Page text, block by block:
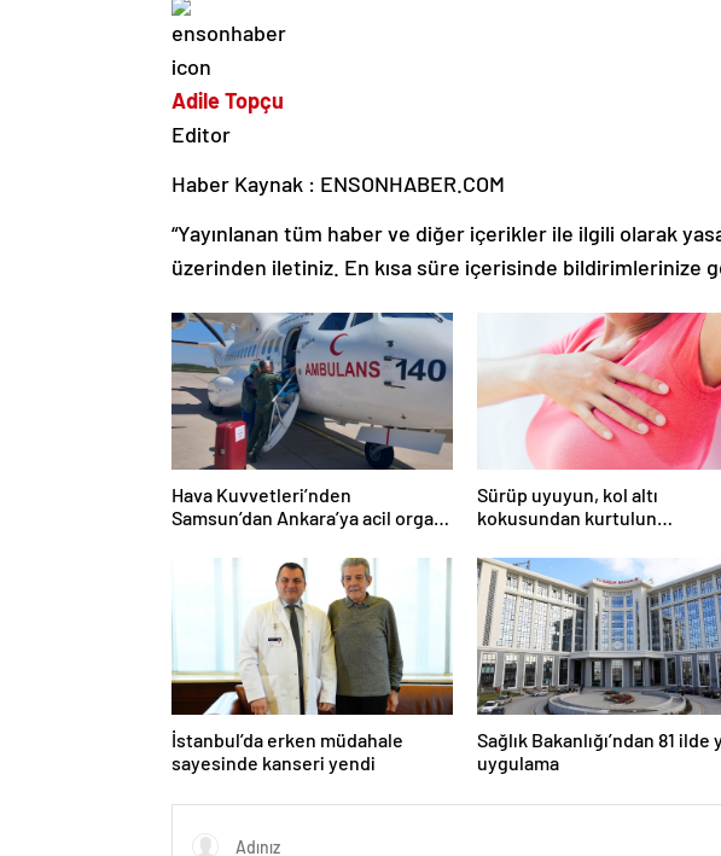
Adile Topçu
Editor
Haber Kaynak : ENSONHABER.COM
“Yayınlanan tüm haber ve diğer içerikler ile ilgili olarak
üzerinden iletiniz. En kısa süre içerisinde bildirimlerinize
Hava Kuvvetleri’nden
Samsun’dan Ankara’ya acil organ
Sürüp uyuyun, kol altı
kokusundan kurtulun…
İstanbul’da erken müdahale
sayesinde kanseri yendi
Sağlık Bakanlığı’ndan 81 ilde
uygulama